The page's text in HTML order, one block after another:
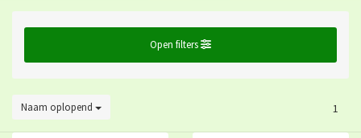
Open filters
Naam oplopend 1